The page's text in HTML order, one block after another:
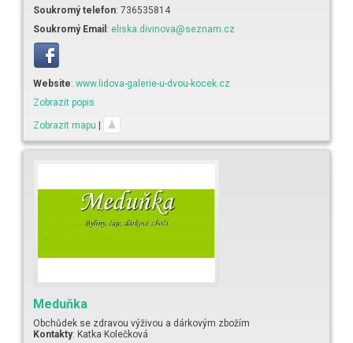
Soukromý telefon: 736535814
Soukromý Email : eliska.divinova@seznam.cz
Website: www.lidova-galerie-u-dvou-kocek.cz
Zobrazit popis
Zobrazit mapu
Meduňka
Obchůdek se zdravou výživou a dárkovým zbožím
Kontakty: Katka Kolečková